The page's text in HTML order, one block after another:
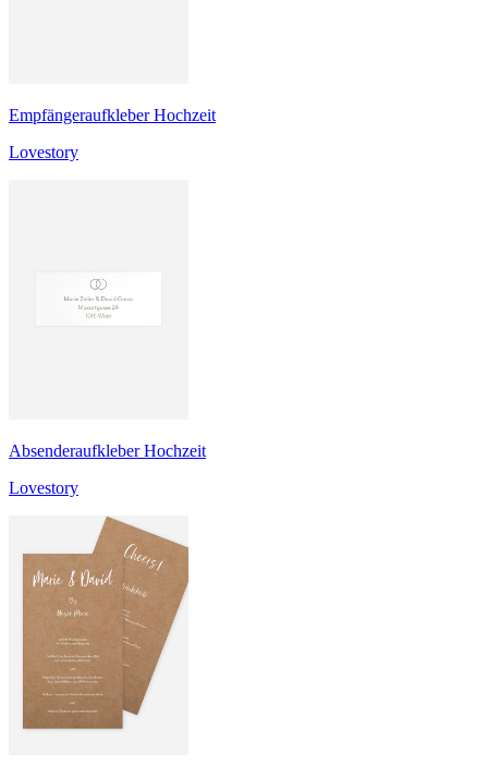
Empfängeraufkleber Hochzeit
Lovestory
Absenderaufkleber Hochzeit
Lovestory